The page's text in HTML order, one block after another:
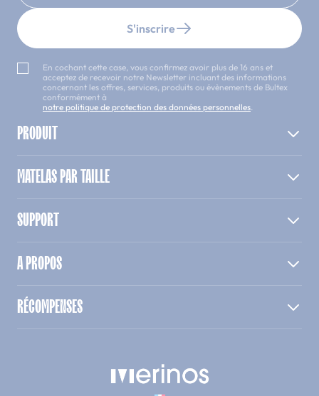
S'inscrire
En cochant cette case, vous confirmez avoir plus de 16 ans et
acceptez de recevoir notre Newsletter incluant des informations
concernant les offres, services, produits ou évènements de Bultex
conformément à
notre politique de protection des données personnelles.
PRODUIT
MATELAS PAR TAILLE
SUPPORT
A PROPOS
RÉCOMPENSES